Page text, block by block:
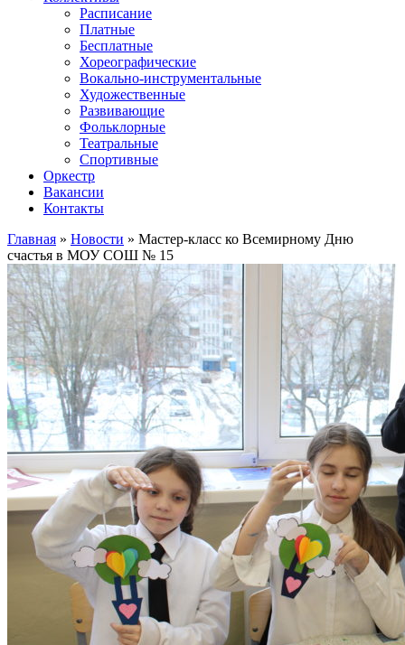
Расписание
Платные
Бесплатные
Хореографические
Вокально-инструментальные
Художественные
Развивающие
Фольклорные
Театральные
Спортивные
Оркестр
Вакансии
Контакты
Главная » Новости » Мастер-класс ко Всемирному Дню
счастья в МОУ СОШ № 15